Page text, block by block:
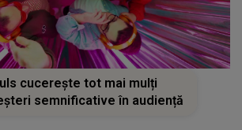
cucerește tot mai mulți
semnificative în audiență